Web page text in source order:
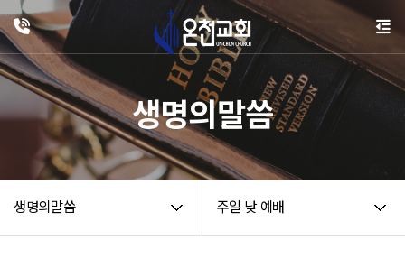
생명의말씀 주일 낮 예배
생명의말씀